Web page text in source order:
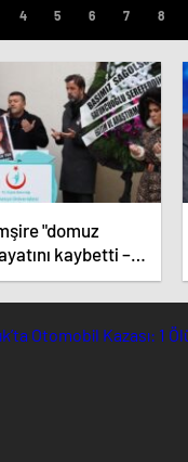
"domuz
kaybetti –
Haberleri